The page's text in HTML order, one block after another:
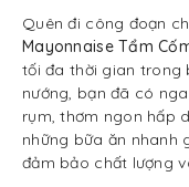
Quên đi công đoạn
Mayonnaise Tẩm
tối đa thời gian trong
nướng, bạn đã có
rụm, thơm ngon hấp
những bữa ăn nhanh
đảm bảo chất lượng